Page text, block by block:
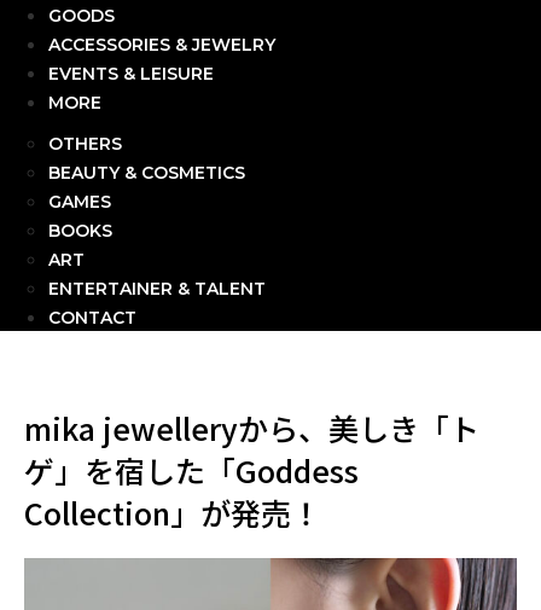
GOODS
ACCESSORIES & JEWELRY
EVENTS & LEISURE
MORE
OTHERS
BEAUTY & COSMETICS
GAMES
BOOKS
ART
ENTERTAINER & TALENT
CONTACT
mika jewelleryから、美しき「ト
ゲ」を宿した「Goddess
Collection」が発売！